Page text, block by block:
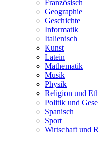
Französisch
Geographie
Geschichte
Informatik
Italienisch
Kunst
Latein
Mathematik
Musik
Physik
Religion und
Politik und
Spanisch
Sport
Wirtschaft und